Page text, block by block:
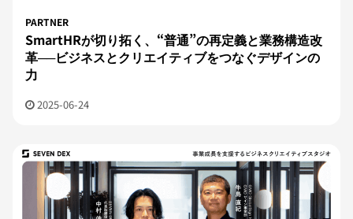
PARTNER
SmartHRが切り拓く、“普通”の再定義と業務構造改
革──ビジネスとクリエイティブをつなぐデザインの
力
2025-06-24